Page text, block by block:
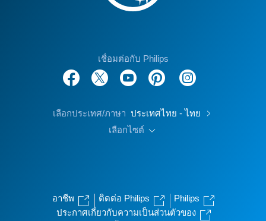
เชื่อมต่อกับ Philips
เลือกประเทศ/ภาษา ประเทศไทย - ไทย
เลือกไซต์
อาชีพ ติดต่อ Philips
Philips
ประกาศเกี่ยวกับความเป็นส่วนตัวของ